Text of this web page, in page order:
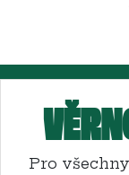
Pro